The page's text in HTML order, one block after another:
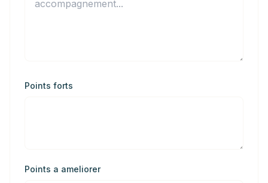
Points forts
Points a ameliorer